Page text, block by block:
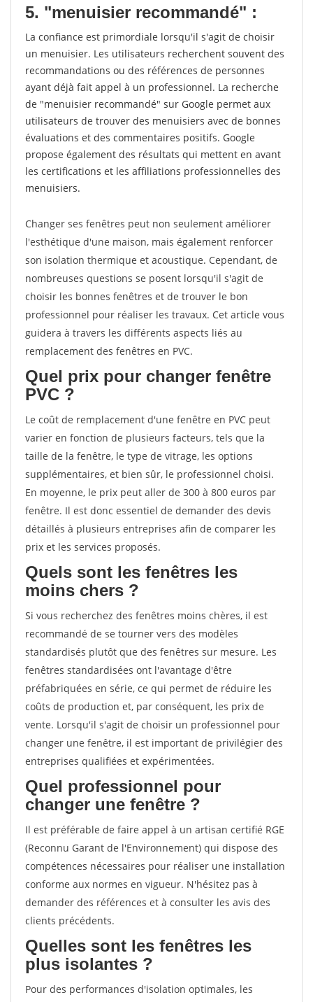
5. "menuisier recommandé" :
La confiance est primordiale lorsqu'il s'agit de choisir
un menuisier. Les utilisateurs recherchent souvent des
recommandations ou des références de personnes
ayant déjà fait appel à un professionnel. La recherche
de "menuisier recommandé" sur Google permet aux
utilisateurs de trouver des menuisiers avec de bonnes
évaluations et des commentaires positifs. Google
propose également des résultats qui mettent en avant
les certifications et les affiliations professionnelles des
menuisiers.
Changer ses fenêtres peut non seulement améliorer
l'esthétique d'une maison, mais également renforcer
son isolation thermique et acoustique. Cependant, de
nombreuses questions se posent lorsqu'il s'agit de
choisir les bonnes fenêtres et de trouver le bon
professionnel pour réaliser les travaux. Cet article vous
guidera à travers les différents aspects liés au
remplacement des fenêtres en PVC.
Quel prix pour changer fenêtre
PVC ?
Le coût de remplacement d'une fenêtre en PVC peut
varier en fonction de plusieurs facteurs, tels que la
taille de la fenêtre, le type de vitrage, les options
supplémentaires, et bien sûr, le professionnel choisi.
En moyenne, le prix peut aller de 300 à 800 euros par
fenêtre. Il est donc essentiel de demander des devis
détaillés à plusieurs entreprises afin de comparer les
prix et les services proposés.
Quels sont les fenêtres les
moins chers ?
Si vous recherchez des fenêtres moins chères, il est
recommandé de se tourner vers des modèles
standardisés plutôt que des fenêtres sur mesure. Les
fenêtres standardisées ont l'avantage d'être
préfabriquées en série, ce qui permet de réduire les
coûts de production et, par conséquent, les prix de
vente. Lorsqu'il s'agit de choisir un professionnel pour
changer une fenêtre, il est important de privilégier des
entreprises qualifiées et expérimentées.
Quel professionnel pour
changer une fenêtre ?
Il est préférable de faire appel à un artisan certifié RGE
(Reconnu Garant de l'Environnement) qui dispose des
compétences nécessaires pour réaliser une installation
conforme aux normes en vigueur. N'hésitez pas à
demander des références et à consulter les avis des
clients précédents.
Quelles sont les fenêtres les
plus isolantes ?
Pour des performances d'isolation optimales, les